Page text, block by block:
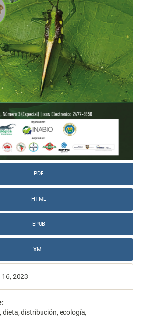
PDF
HTML
EPUB
XML
16, 2023
dieta, distribución, ecología,